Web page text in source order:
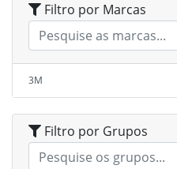
Filtro por Marcas
3M
Filtro por Grupos